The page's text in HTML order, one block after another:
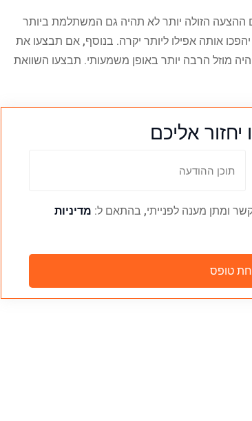
הזולה יותר לא תהיה גם המשתלמת ביותר
אותה אפילו ליותר יקרה. בנוסף, אם תבצעו את
מוזל הרבה יותר באופן משמעותי. תבצעו השוואת
אליכם
ומתן מענה לפנייתי, בהתאם ל: מדיניות